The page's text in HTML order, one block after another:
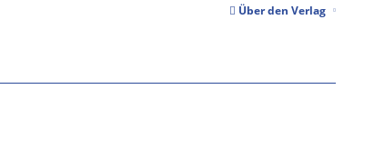
Über den Verlag